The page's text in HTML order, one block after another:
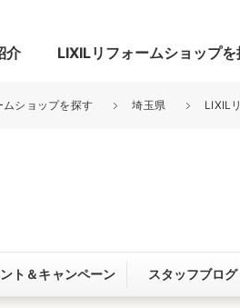
介
玄関まわり
カースペース
LIXILリフォームショップを
満足度アンケート
ムショップを探す 埼玉県 LIXIL
ト＆キャンペーン スタッフブログ